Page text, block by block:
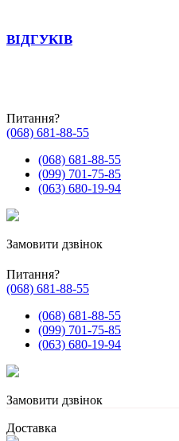
ВІДГУКІВ
Питання?
(068) 681-88-55
(068) 681-88-55
(099) 701-75-85
(063) 680-19-94
Замовити дзвінок
Питання?
(068) 681-88-55
(068) 681-88-55
(099) 701-75-85
(063) 680-19-94
Замовити дзвінок
Доставка